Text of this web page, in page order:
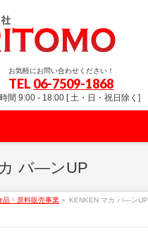
お気軽にお問い合わせください！
TEL 06-7509-1868
間 9:00 - 18:00 [ 土・日・祝日除く]
バ—ンUP
品・原料販売事業 » KENKEN マカ バ—ンUP